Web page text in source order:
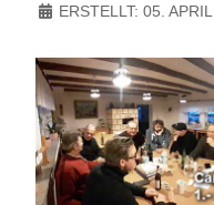
ERSTELLT: 05.